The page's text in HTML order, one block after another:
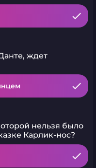
ждет
нельзя было
Карлик-нос?